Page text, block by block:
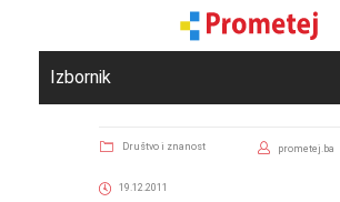
Izbornik
Društvo i znanost prometej.ba
19.12.2011